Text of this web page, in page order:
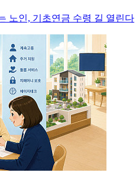
노인, 기초연금 수령 길 열린다